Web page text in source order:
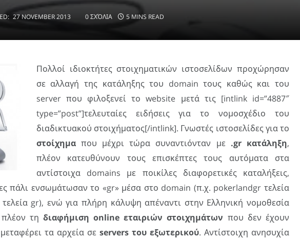
27 NOVEMBER 2013 0 ΣΧΌΛΙΑ 5 MINS READ
Πολλοί ιδιοκτήτες στοιχηματικών ιστοσελίδων προχώρησαν
σε αλλαγή της κατάληξης του domain τους καθώς και του
server που φιλοξενεί το website μετά τις [intlink id=”4887″
type=”post”]τελευταίες ειδήσεις για το νομοσχέδιο του
διαδικτυακού στοιχήματος[/intlink]. Γνωστές ιστοσελίδες για το
στοίχημαπου μέχρι τώρα συναντιόνταν με .gr κατάληξη,
πλέον κατευθύνουν τους επισκέπτες τους αυτόματα στα
αντίστοιχα domains με ποικίλες διαφορετικές καταλήξεις,
πάλι ενσωμάτωσαν το «gr» μέσα στο domain (π.χ. pokerlandgr τελεία
gr), ενώ για πλήρη κάλυψη απέναντι στην Ελληνική νομοθεσία
τη διαφήμιση online εταιριών στοιχημάτων που δεν έχουν
τα αρχεία σε servers του εξωτερικού. Αντίστοιχη ανησυχία